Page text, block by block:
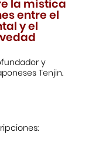
la mística
entre el
y el
y
Tenjin.